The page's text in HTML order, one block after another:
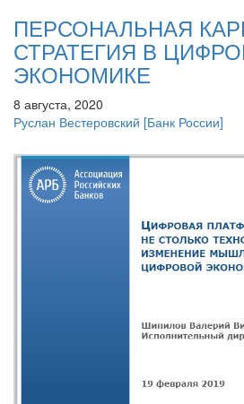
ПЕРСОНАЛЬНАЯ
СТРАТЕГИЯ В
ЭКОНОМИКЕ
8 августа, 2020
Руслан Вестеровский [Банк России]